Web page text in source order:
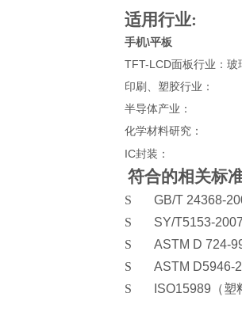
适用行业:
手机\平板
TFT-LCD面板行业：玻
印刷、塑胶行业：
半导体产业：
化学材料研究：
IC封装：
符合的相关标
S GB/T 24368-
S SY/T5153-
S ASTM D 724-
S ASTM D5946-
S
ISO15989 （